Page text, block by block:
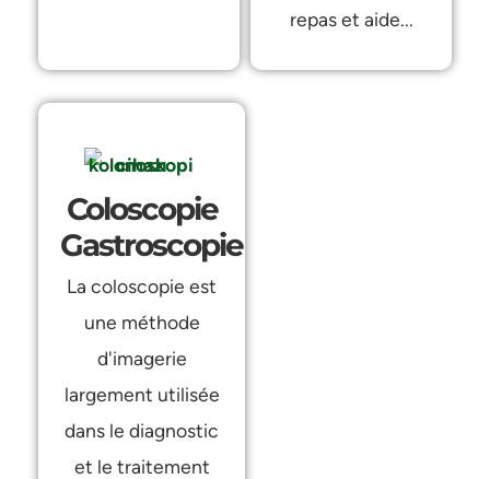
repas et aide...
Coloscopie
Gastroscopie
La coloscopie est
une méthode
d'imagerie
largement utilisée
dans le diagnostic
et le traitement